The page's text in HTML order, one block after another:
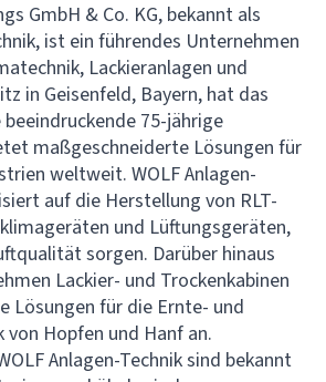
GmbH & Co. KG, bekannt als
ist ein führendes Unternehmen
Lackieranlagen und
in Geisenfeld, Bayern, hat das
75-jährige
maßgeschneiderte Lösungen für
weltweit. WOLF Anlagen-
auf die Herstellung von RLT-
und Lüftungsgeräten,
sorgen. Darüber hinaus
Lackier- und Trockenkabinen
Lösungen für die Ernte- und
Hopfen und Hanf an.
Anlagen-Technik sind bekannt